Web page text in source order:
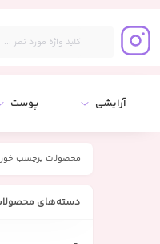
آرایشی پوست
محصولات برچسب
دسته‌های